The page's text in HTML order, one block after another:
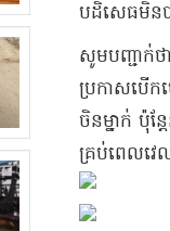
បដិសេធ​មិន
សូមបញ្ជាក់
ប្រកាស​បើ
ចិន​ម្នាក់ ប៉ុ
គ្រប់ពេលវេ